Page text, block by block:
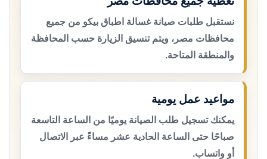
نستقبل طلبات صيانة غسالة اطباق بيكو من جميع
محافظات مصر، ويتم تنسيق الزيارة حسب المحافظة
والمنطقة المتاحة.
مواعيد عمل يومية
يمكنك تسجيل طلب الصيانة يوميًا من الساعة التاسعة
صباحًا حتى الساعة الحادية عشر مساءً عبر الاتصال
أو واتساب.